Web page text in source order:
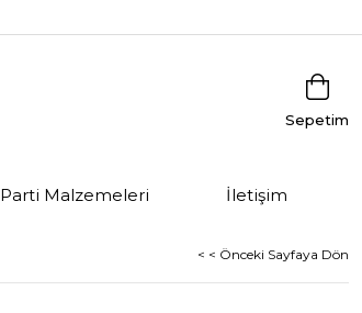
Sepetim
Parti Malzemeleri İletişim
< < Önceki Sayfaya Dön